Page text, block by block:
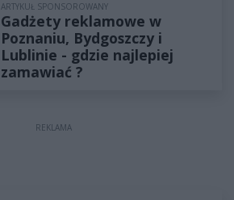
ARTYKUŁ SPONSOROWANY
Gadżety reklamowe w
Poznaniu, Bydgoszczy i
Lublinie - gdzie najlepiej
zamawiać ?
REKLAMA